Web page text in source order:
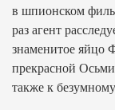
в шпионском
раз агент
знаменитое
прекрасной
также к